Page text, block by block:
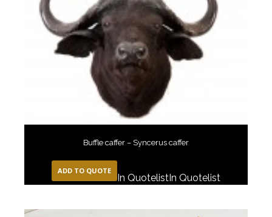
Buffle caffer – Syncerus caffer
ADD TO QUOTE
In Quotelist In Quotelist